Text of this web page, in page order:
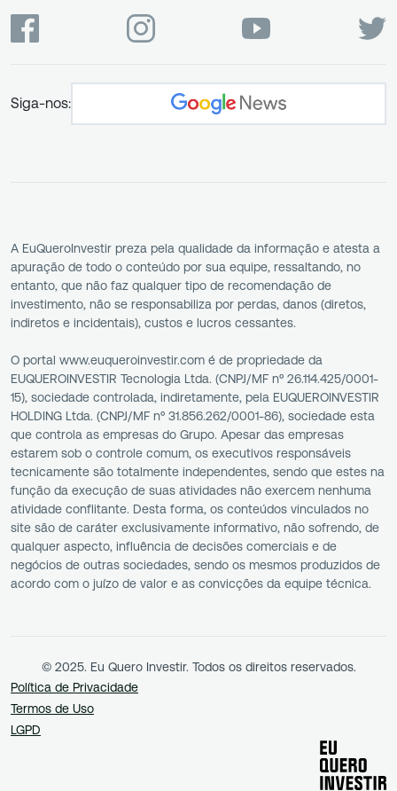
Siga-nos:
A EuQueroInvestir preza pela qualidade da informação e atesta a
apuração de todo o conteúdo por sua equipe, ressaltando, no
entanto, que não faz qualquer tipo de recomendação de
investimento, não se responsabiliza por perdas, danos (diretos,
indiretos e incidentais), custos e lucros cessantes.
O portal www.euqueroinvestir.com é de propriedade da
EUQUEROINVESTIR Tecnologia Ltda. (CNPJ/MF nº 26.114.425/0001-
15), sociedade controlada, indiretamente, pela EUQUEROINVESTIR
HOLDING Ltda. (CNPJ/MF nº 31.856.262/0001-86), sociedade esta
que controla as empresas do Grupo. Apesar das empresas
estarem sob o controle comum, os executivos responsáveis
tecnicamente são totalmente independentes, sendo que estes na
função da execução de suas atividades não exercem nenhuma
atividade conflitante. Desta forma, os conteúdos vinculados no
site são de caráter exclusivamente informativo, não sofrendo, de
qualquer aspecto, influência de decisões comerciais e de
negócios de outras sociedades, sendo os mesmos produzidos de
acordo com o juízo de valor e as convicções da equipe técnica.
© 2025. Eu Quero Investir. Todos os direitos reservados.
Política de Privacidade
Termos de Uso
LGPD